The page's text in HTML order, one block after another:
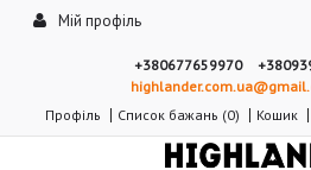
Мій профіль
+380677659970
Профіль
Список бажань (0) Кошик